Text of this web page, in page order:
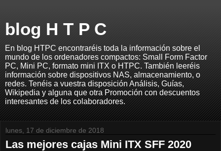
blog H T P C
En blog HTPC encontraréis toda la información sobre el
mundo de los ordenadores compactos: Small Form Factor
PC, Mini PC, formato mini ITX o HTPC. También leeréis
información sobre dispositivos NAS, almacenamiento, o
redes. Tenéis a vuestra disposición Análisis, Guías,
Wikipedia y alguna que otra Promoción con descuentos
interesantes de los colaboradores.
lunes, 17 de diciembre de 2018
Las mejores cajas Mini ITX SFF 2020